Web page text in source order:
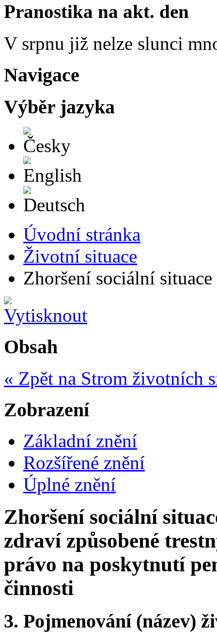
Pranostika na akt. den
V srpnu již nelze slunci
Navigace
Výběr jazyka
Úvodní stránka
Životní situace
Zhoršení sociální
Obsah
« Zpět na Strom životních
Zobrazení
Základní znění
Rozšířené znění
Úplné znění
Zhoršení sociální
zdraví způsobené
právo na poskytnutí
činnosti
3. Pojmenování (název)